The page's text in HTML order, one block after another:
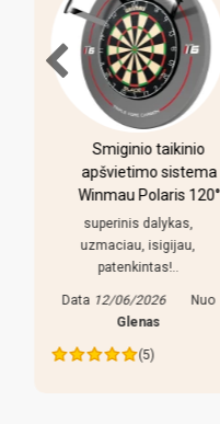
Smiginio taikinio
apšvietimo sistema
Winmau Polaris 120°
superinis dalykas,
uzmaciau, isigijau,
patenkintas!..
Data 12/06/2026
Nuo
Glenas
(5)